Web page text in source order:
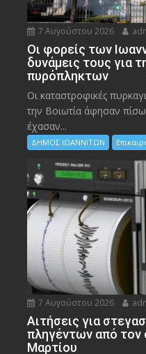
7 Αυγούστου 2026
Οι φορείς των
δυνάμεις τους για
πυρόπληκτων
Οι καταστροφικές
την Bοιωτία άφησαν
έχασαν...
ΔΗΜΟΣ ΙΩΑΝΝΙΤΩΝ
7 Αυγούστου 2026
Αιτήσεις για
πληγέντων από τον
Μαρτίου